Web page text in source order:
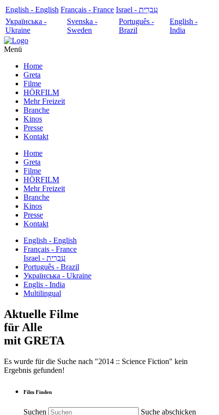
English - English Français - France
עִבְרִית - Israel
Українська -
Ukraine
Svenska -
Sweden
Português -
Brazil
English -
India
Menü
Home
Greta
Filme
HÖRFILM
Mehr Freizeit
Branche
Kinos
Presse
Kontakt
Home
Greta
Filme
HÖRFILM
Mehr Freizeit
Branche
Kinos
Presse
Kontakt
English - English
Français - France
עִבְרִית - Israel
Português - Brazil
Українська - Ukraine
Englis - India
Multilingual
Aktuelle Filme
für Alle
mit GRETA
Es wurde für die Suche nach "2014 :: Science Fiction" kein
Ergebnis gefunden!
Film Finden
Suchen Suche abschicken